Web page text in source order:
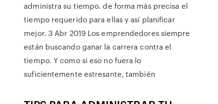
administra su tiempo. de forma más precisa el
tiempo requerido para ellas y así planificar
mejor. 3 Abr 2019 Los emprendedores siempre
están buscando ganar la carrera contra el
tiempo. Y como si eso no fuera lo
suficientemente estresante, también